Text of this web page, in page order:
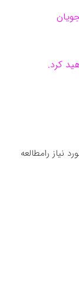
کرد.
نیاز رامطالعه